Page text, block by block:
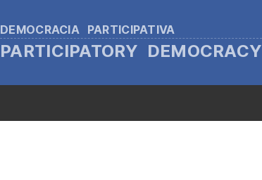
DEMOCRACIA PARTICIPATIVA
PARTICIPATORY DEMOCRACY